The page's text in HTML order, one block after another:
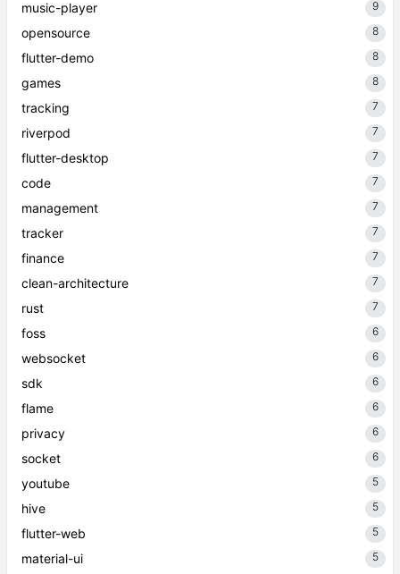
music-player 9
opensource 8
flutter-demo 8
games 8
tracking 7
riverpod 7
flutter-desktop 7
code 7
management 7
tracker 7
finance 7
clean-architecture 7
rust 7
foss 6
websocket 6
sdk 6
flame 6
privacy 6
socket 6
youtube 5
hive 5
flutter-web 5
material-ui 5